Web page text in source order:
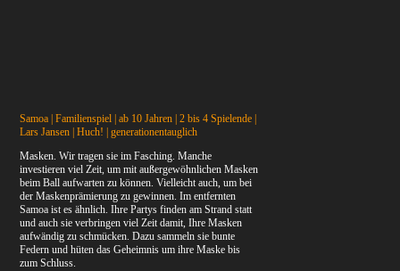
Samoa | Familienspiel | ab 10 Jahren | 2 bis 4 Spielende |
Lars Jansen | Huch! | generationentauglich
Masken. Wir tragen sie im Fasching. Manche
investieren viel Zeit, um mit außergewöhnlichen Masken
beim Ball aufwarten zu können. Vielleicht auch, um bei
der Maskenprämierung zu gewinnen. Im entfernten
Samoa ist es ähnlich. Ihre Partys finden am Strand statt
und auch sie verbringen viel Zeit damit, Ihre Masken
aufwändig zu schmücken. Dazu sammeln sie bunte
Federn und hüten das Geheimnis um ihre Maske bis
zum Schluss.